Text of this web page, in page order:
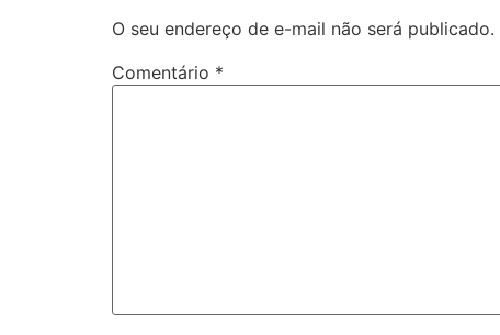
O seu endereço de e-mail não será publicado.
Comentário *